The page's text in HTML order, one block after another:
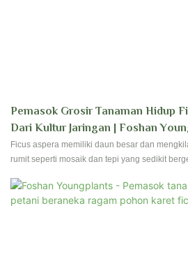
Pemasok Grosir Tanaman Hidup
Dari Kultur Jaringan | Foshan
Ficus aspera memiliki daun besar dan
rumit seperti mosaik dan tepi yang sedikit
budidaya canggih kami memastikan
yang cerah, dan sistem akar yang kuat. Ficus